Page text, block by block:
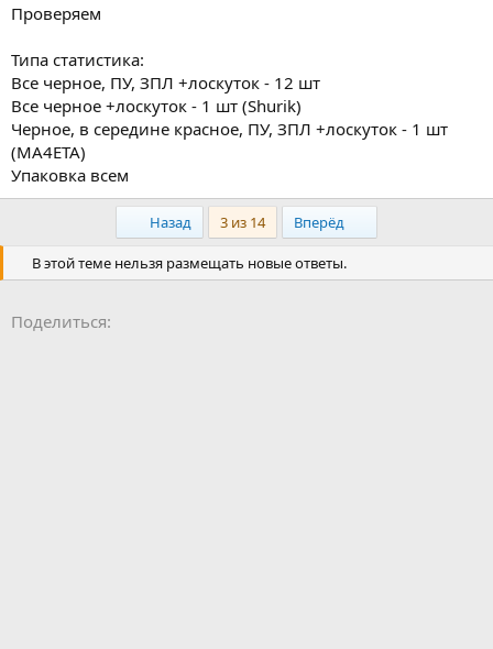
Проверяем
Типа статистика:
Все черное, ПУ, ЗПЛ +лоскуток - 12 шт
Все черное +лоскуток - 1 шт (Shurik)
Черное, в середине красное, ПУ, ЗПЛ +лоскуток - 1 шт
(MA4ETA)
Упаковка всем
Назад 3 из 14 Вперёд
В этой теме нельзя размещать новые ответы.
Поделиться: